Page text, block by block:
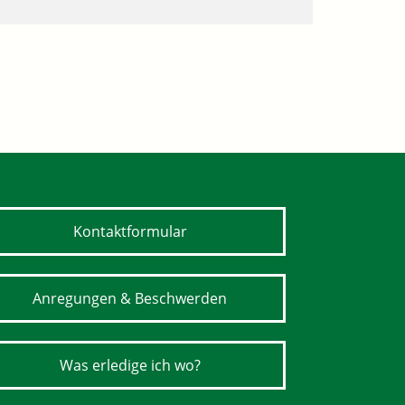
Kontaktformular
Anregungen & Beschwerden
Was erledige ich wo?